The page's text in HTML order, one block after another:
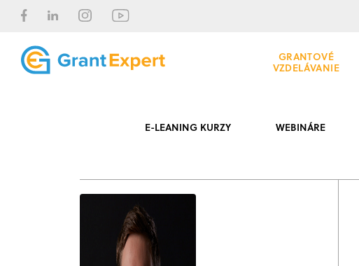
GRANTOVÉ
VZDELÁVANIE
E-LEANING KURZY WEBINÁRE